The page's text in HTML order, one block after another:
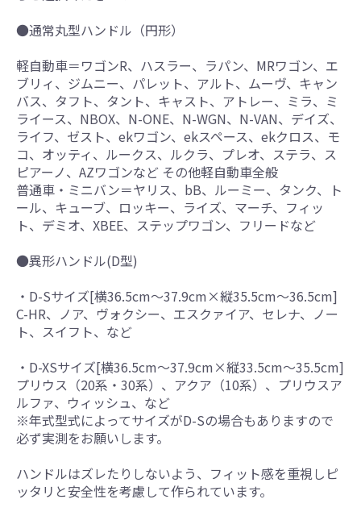
●通常丸型ハンドル（円形）
軽自動車＝ワゴンR、ハスラー、ラパン、MRワゴン、エ
ブリィ、ジムニー、パレット、アルト、ムーヴ、キャン
バス、タフト、タント、キャスト、アトレー、ミラ、ミ
ライース、NBOX、N-ONE、N-WGN、N-VAN、デイズ、
ライフ、ゼスト、ekワゴン、ekスペース、ekクロス、モ
コ、オッティ、ルークス、ルクラ、プレオ、ステラ、ス
ピアーノ、AZワゴンなど その他軽自動車全般
普通車・ミニバン＝ヤリス、bB、ルーミー、タンク、ト
ール、キューブ、ロッキー、ライズ、マーチ、フィッ
ト、デミオ、XBEE、ステップワゴン、フリードなど
●異形ハンドル(D型)
・D-Sサイズ[横36.5cm～37.9cm×縦35.5cm～36.5cm]
C-HR、ノア、ヴォクシー、エスクァイア、セレナ、ノー
ト、スイフト、など
・D-XSサイズ[横36.5cm～37.9cm×縦33.5cm～35.5cm]
プリウス（20系・30系）、アクア（10系）、プリウスア
ルファ、ウィッシュ、など
※年式型式によってサイズがD-Sの場合もありますので
必ず実測をお願いします。
ハンドルはズレたりしないよう、フィット感を重視しピ
ッタリと安全性を考慮して作られています。